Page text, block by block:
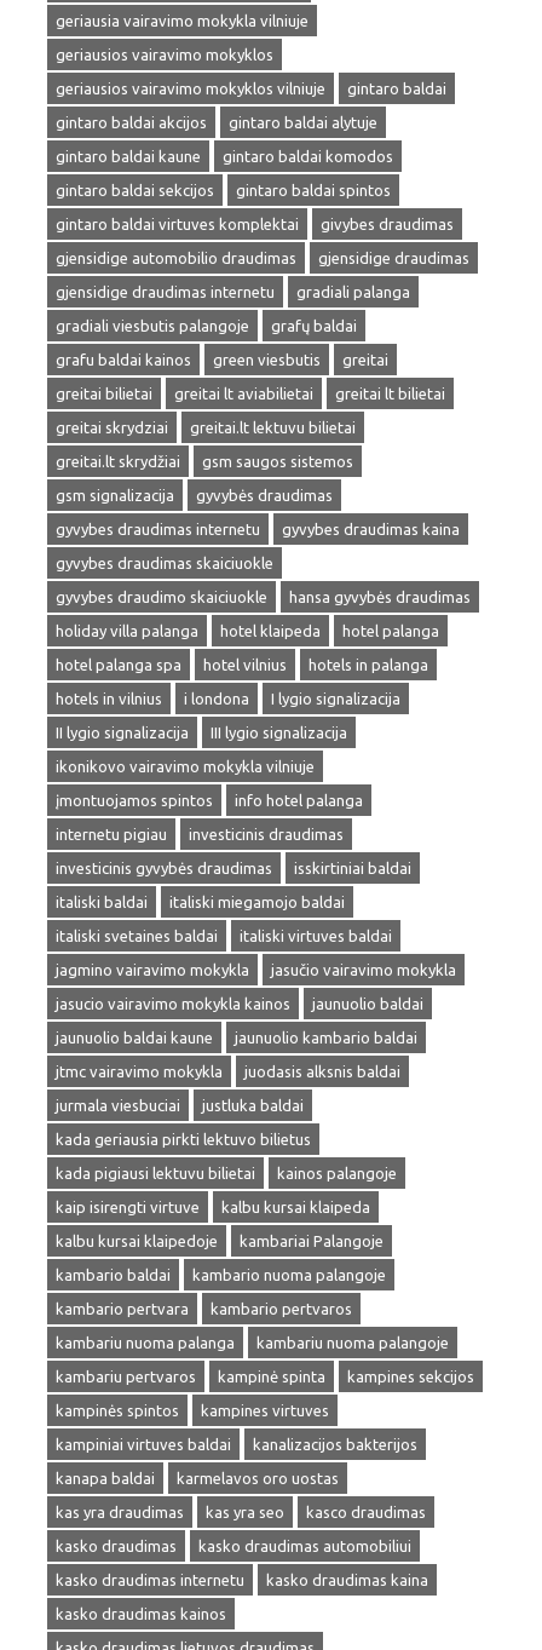
geriausia vairavimo mokykla vilniuje
geriausios vairavimo mokyklos
geriausios vairavimo mokyklos vilniuje
gintaro baldai
gintaro baldai akcijos
gintaro baldai alytuje
gintaro baldai kaune
gintaro baldai komodos
gintaro baldai sekcijos
gintaro baldai spintos
gintaro baldai virtuves komplektai
givybes draudimas
gjensidige automobilio draudimas
gjensidige draudimas
gjensidige draudimas internetu
gradiali palanga
gradiali viesbutis palangoje
grafų baldai
grafu baldai kainos
green viesbutis
greitai
greitai bilietai
greitai lt aviabilietai
greitai lt bilietai
greitai skrydziai
greitai.lt lektuvu bilietai
greitai.lt skrydžiai
gsm saugos sistemos
gsm signalizacija
gyvybės draudimas
gyvybes draudimas internetu
gyvybes draudimas kaina
gyvybes draudimas skaiciuokle
gyvybes draudimo skaiciuokle
hansa gyvybės draudimas
holiday villa palanga
hotel klaipeda
hotel palanga
hotel palanga spa
hotel vilnius
hotels in palanga
hotels in vilnius
i londona
I lygio signalizacija
II lygio signalizacija
III lygio signalizacija
ikonikovo vairavimo mokykla vilniuje
įmontuojamos spintos
info hotel palanga
internetu pigiau
investicinis draudimas
investicinis gyvybės draudimas
isskirtiniai baldai
italiski baldai
italiski miegamojo baldai
italiski svetaines baldai
italiski virtuves baldai
jagmino vairavimo mokykla
jasučio vairavimo mokykla
jasucio vairavimo mokykla kainos
jaunuolio baldai
jaunuolio baldai kaune
jaunuolio kambario baldai
jtmc vairavimo mokykla
juodasis alksnis baldai
jurmala viesbuciai
justluka baldai
kada geriausia pirkti lektuvo bilietus
kada pigiausi lektuvu bilietai
kainos palangoje
kaip isirengti virtuve
kalbu kursai klaipeda
kalbu kursai klaipedoje
kambariai Palangoje
kambario baldai
kambario nuoma palangoje
kambario pertvara
kambario pertvaros
kambariu nuoma palanga
kambariu nuoma palangoje
kambariu pertvaros
kampinė spinta
kampines sekcijos
kampinės spintos
kampines virtuves
kampiniai virtuves baldai
kanalizacijos bakterijos
kanapa baldai
karmelavos oro uostas
kas yra draudimas
kas yra seo
kasco draudimas
kasko draudimas
kasko draudimas automobiliui
kasko draudimas internetu
kasko draudimas kaina
kasko draudimas kainos